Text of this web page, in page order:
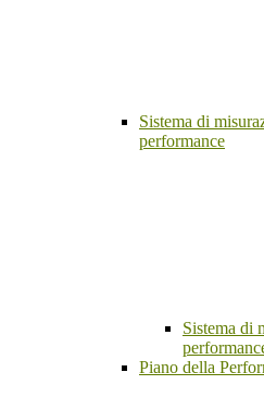
Sistema di
performance
Sistema di
Piano della